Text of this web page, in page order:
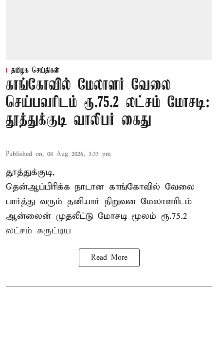
தமிழக செய்திகள்
காங்கோவில் மேலாளர் வேலை
செய்பவரிடம் ரூ.75.2 லட்சம் மோசடி:
தூத்துக்குடி வாலிபர் கைது
Published on: 08 Aug 2026, 3:33 pm
தூத்துக்குடி,
தென்ஆப்பிரிக்க நாடான காங்கோவில் வேலை
பார்த்து வரும் தனியார் நிறுவன மேலாளரிடம்
ஆன்லைன் முதலீட்டு மோசடி மூலம் ரூ.75.2
லட்சம் சுருட்டிய
Read More